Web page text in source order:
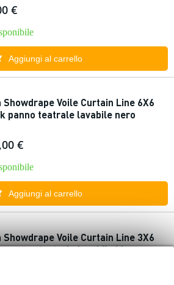
€
Aggiungi al carrello
Showdrape Voile Curtain Line 6X6
panno teatrale lavabile nero
€
Aggiungi al carrello
Showdrape Voile Curtain Line 3X6
panno teatrale lavabile bianco